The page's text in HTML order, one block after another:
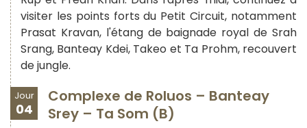
visiter les points forts du Petit Circuit, notamment
Prasat Kravan, l'étang de baignade royal de Srah
Srang, Banteay Kdei, Takeo et Ta Prohm, recouvert
de jungle.
Jour
04
Complexe de Roluos – Banteay
Srey – Ta Som (B)